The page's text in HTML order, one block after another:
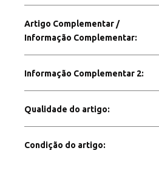
Artigo Complementar /
Informação Complementar:
Informação Complementar 2:
Qualidade do artigo:
Condição do artigo: